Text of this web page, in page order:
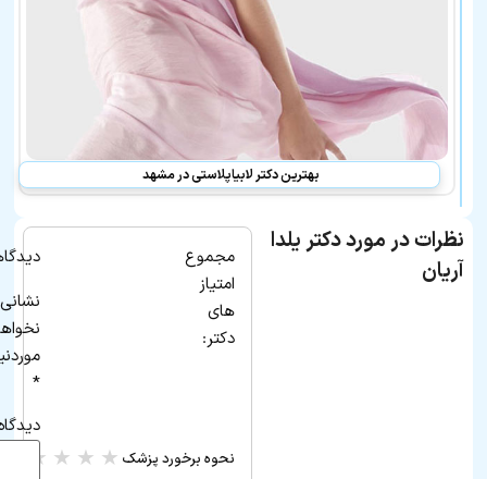
بهترین دکتر لابیاپلاستی در مشهد
نظرات در مورد دکتر یلدا
آریان
مجموع
امتیاز
های
دکتر:
نحوه برخورد پزشک ★
★
★
★
*